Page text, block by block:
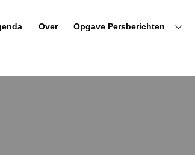
Over Opgave Persberichten